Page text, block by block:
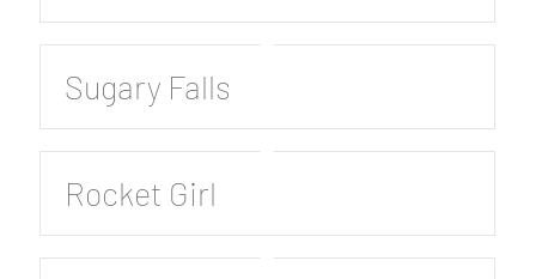
Sugary Falls
Rocket Girl